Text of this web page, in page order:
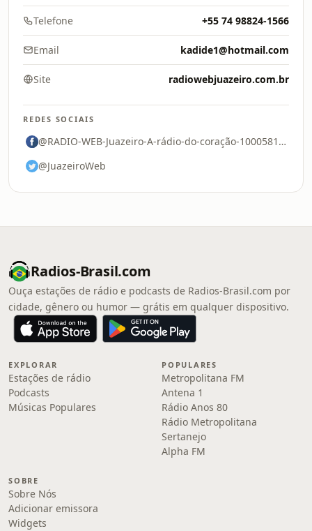
Telefone +55 74 98824-1566
Email kadide1@hotmail.com
Site radiowebjuazeiro.com.br
REDES SOCIAIS
@RADIO-WEB-Juazeiro-A-rádio-do-coração-100058107858614
@JuazeiroWeb
Radios-Brasil.com
Ouça estações de rádio e podcasts de Radios-Brasil.com por
cidade, gênero ou humor — grátis em qualquer dispositivo.
EXPLORAR
Estações de rádio
Podcasts
Músicas Populares
POPULARES
Metropolitana FM
Antena 1
Rádio Anos 80
Rádio Metropolitana
Sertanejo
Alpha FM
SOBRE
Sobre Nós
Adicionar emissora
Widgets